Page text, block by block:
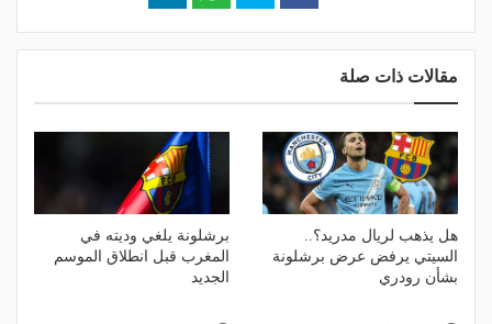
مقالات ذات صلة
هل يذهب لريال مدريد؟..
السيتي يرفض عرض برشلونة
بشأن رودري
برشلونة يلغي وديته في
المغرب قبل انطلاق الموسم
الجديد